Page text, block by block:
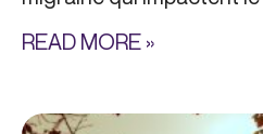
READ MORE »